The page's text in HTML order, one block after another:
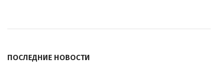
ПОСЛЕДНИЕ НОВОСТИ